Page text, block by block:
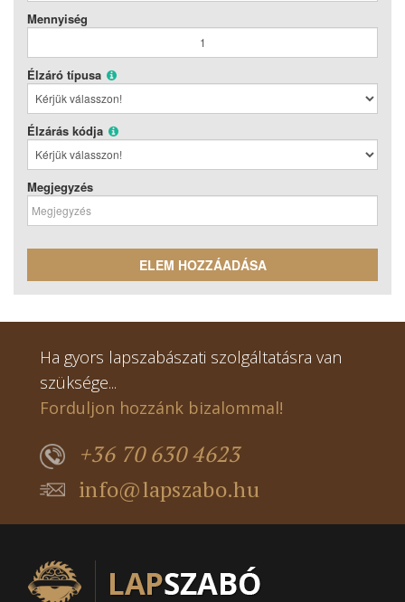
Mennyiség
Élzáró típusa
Élzárás kódja
Megjegyzés
ELEM HOZZÁADÁSA
Ha gyors lapszabászati szolgáltatásra van
szüksége...
Forduljon hozzánk bizalommal!
+36 70 630 4623
info@lapszabo.hu